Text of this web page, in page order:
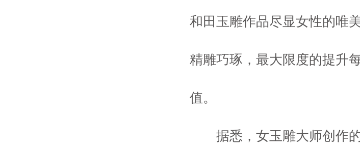
和田玉雕作品尽显女性的唯
精雕巧琢，最大限度的提升
值。
据悉，女玉雕大师创作